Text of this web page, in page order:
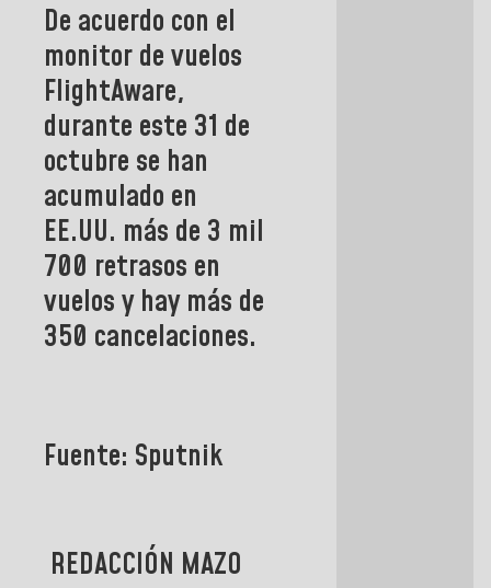
De acuerdo con el
monitor de vuelos
FlightAware,
durante este 31 de
octubre se han
acumulado en
EE.UU. más de 3 mil
700 retrasos en
vuelos y hay más de
350 cancelaciones.
Fuente: Sputnik
REDACCIÓN MAZO